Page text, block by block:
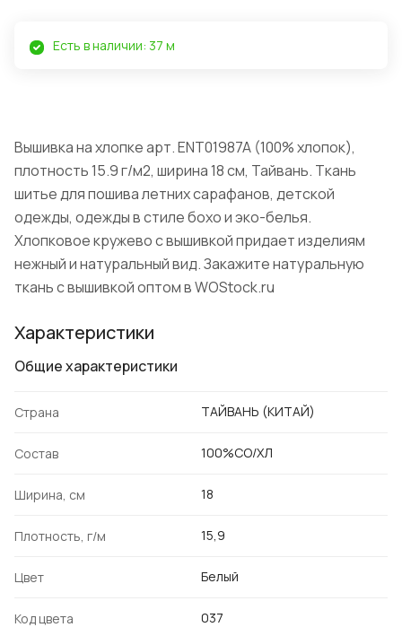
Есть в наличии: 37 м
Вышивка на хлопке арт. ENT01987A (100% хлопок),
плотность 15.9 г/м2, ширина 18 см, Тайвань. Ткань
шитье для пошива летних сарафанов, детской
одежды, одежды в стиле бохо и эко-белья.
Хлопковое кружево с вышивкой придает изделиям
нежный и натуральный вид. Закажите натуральную
ткань с вышивкой оптом в WOStock.ru
Характеристики
Общие характеристики
Страна ТАЙВАНЬ (КИТАЙ)
Состав 100%CO/ХЛ
Ширина, см 18
Плотность, г/м 15,9
Цвет Белый
Код цвета 037